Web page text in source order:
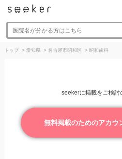
トップ > 愛知県 > 名古屋市昭和区 > 昭和歯科
seekerに掲載をご検討
無料掲載のためのアカウ